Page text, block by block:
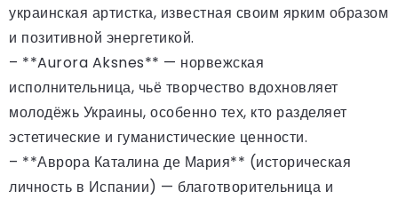
украинская артистка, известная своим ярким образом
и позитивной энергетикой.
– **Aurora Aksnes** — норвежская
исполнительница, чьё творчество вдохновляет
молодёжь Украины, особенно тех, кто разделяет
эстетические и гуманистические ценности.
– **Аврора Каталина де Мария** (историческая
личность в Испании) — благотворительница и